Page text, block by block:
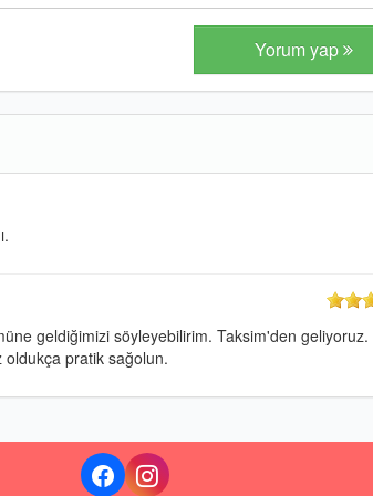
Yorum yap
geldiğimizi söyleyebilirim. Taksim'den geliyoruz.
oldukça pratik sağolun.